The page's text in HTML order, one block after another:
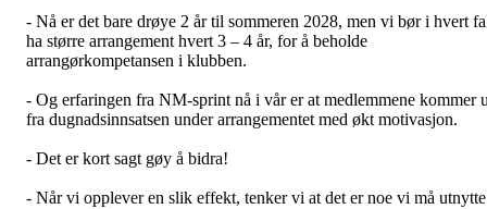
- Nå er det bare drøye 2 år til sommeren 2028, men vi bør i hvert
ha større arrangement hvert 3 – 4 år, for å beholde
arrangørkompetansen i klubben.
- Og erfaringen fra NM-sprint nå i vår er at medlemmene kommer
fra dugnadsinnsatsen under arrangementet med økt motivasjon.
- Det er kort sagt gøy å bidra!
- Når vi opplever en slik effekt, tenker vi at det er noe vi må